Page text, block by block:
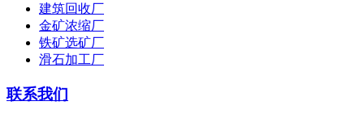
建筑回收厂
金矿浓缩厂
铁矿选矿厂
滑石加工厂
联系我们